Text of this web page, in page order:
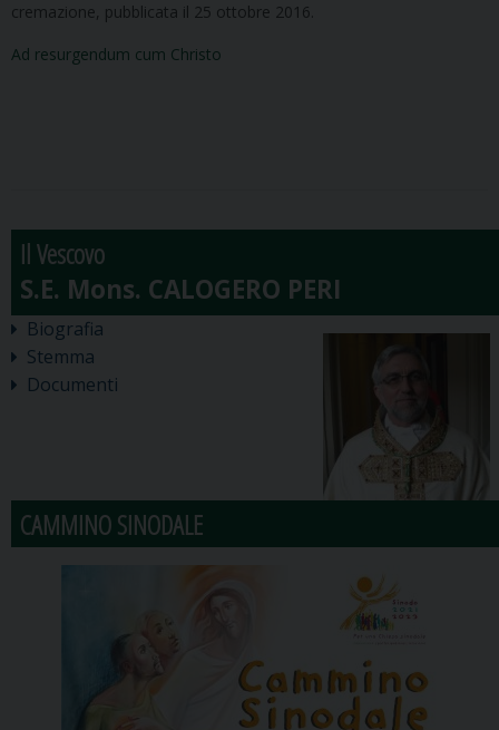
cremazione, pubblicata il 25 ottobre 2016.
Ad resurgendum cum Christo
Il Vescovo
Biografia
Stemma
Documenti
CAMMINO SINODALE